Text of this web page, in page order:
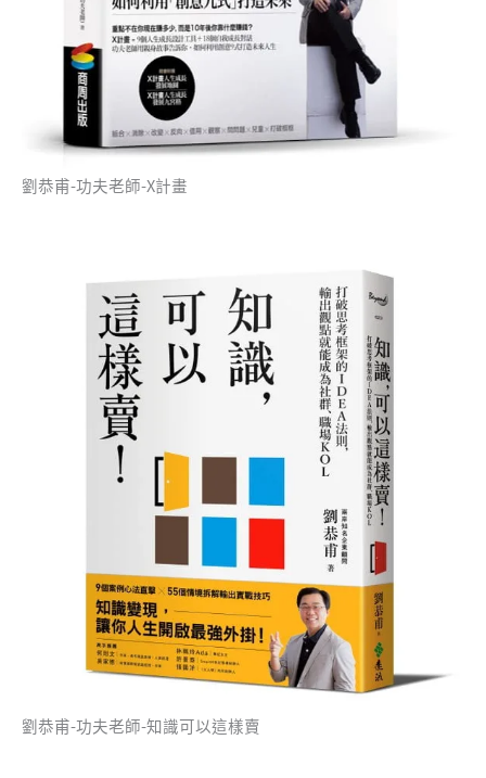
劉恭甫-功夫老師-X計畫
劉恭甫-功夫老師-知識可以這樣賣